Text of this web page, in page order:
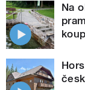
Na